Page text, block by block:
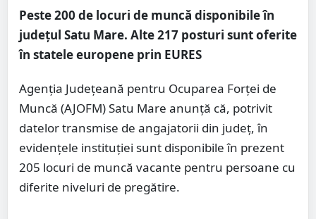
Peste 200 de locuri de muncă disponibile în
județul Satu Mare. Alte 217 posturi sunt oferite
în statele europene prin EURES
Agenția Județeană pentru Ocuparea Forței de
Muncă (AJOFM) Satu Mare anunță că, potrivit
datelor transmise de angajatorii din județ, în
evidențele instituției sunt disponibile în prezent
205 locuri de muncă vacante pentru persoane cu
diferite niveluri de pregătire.